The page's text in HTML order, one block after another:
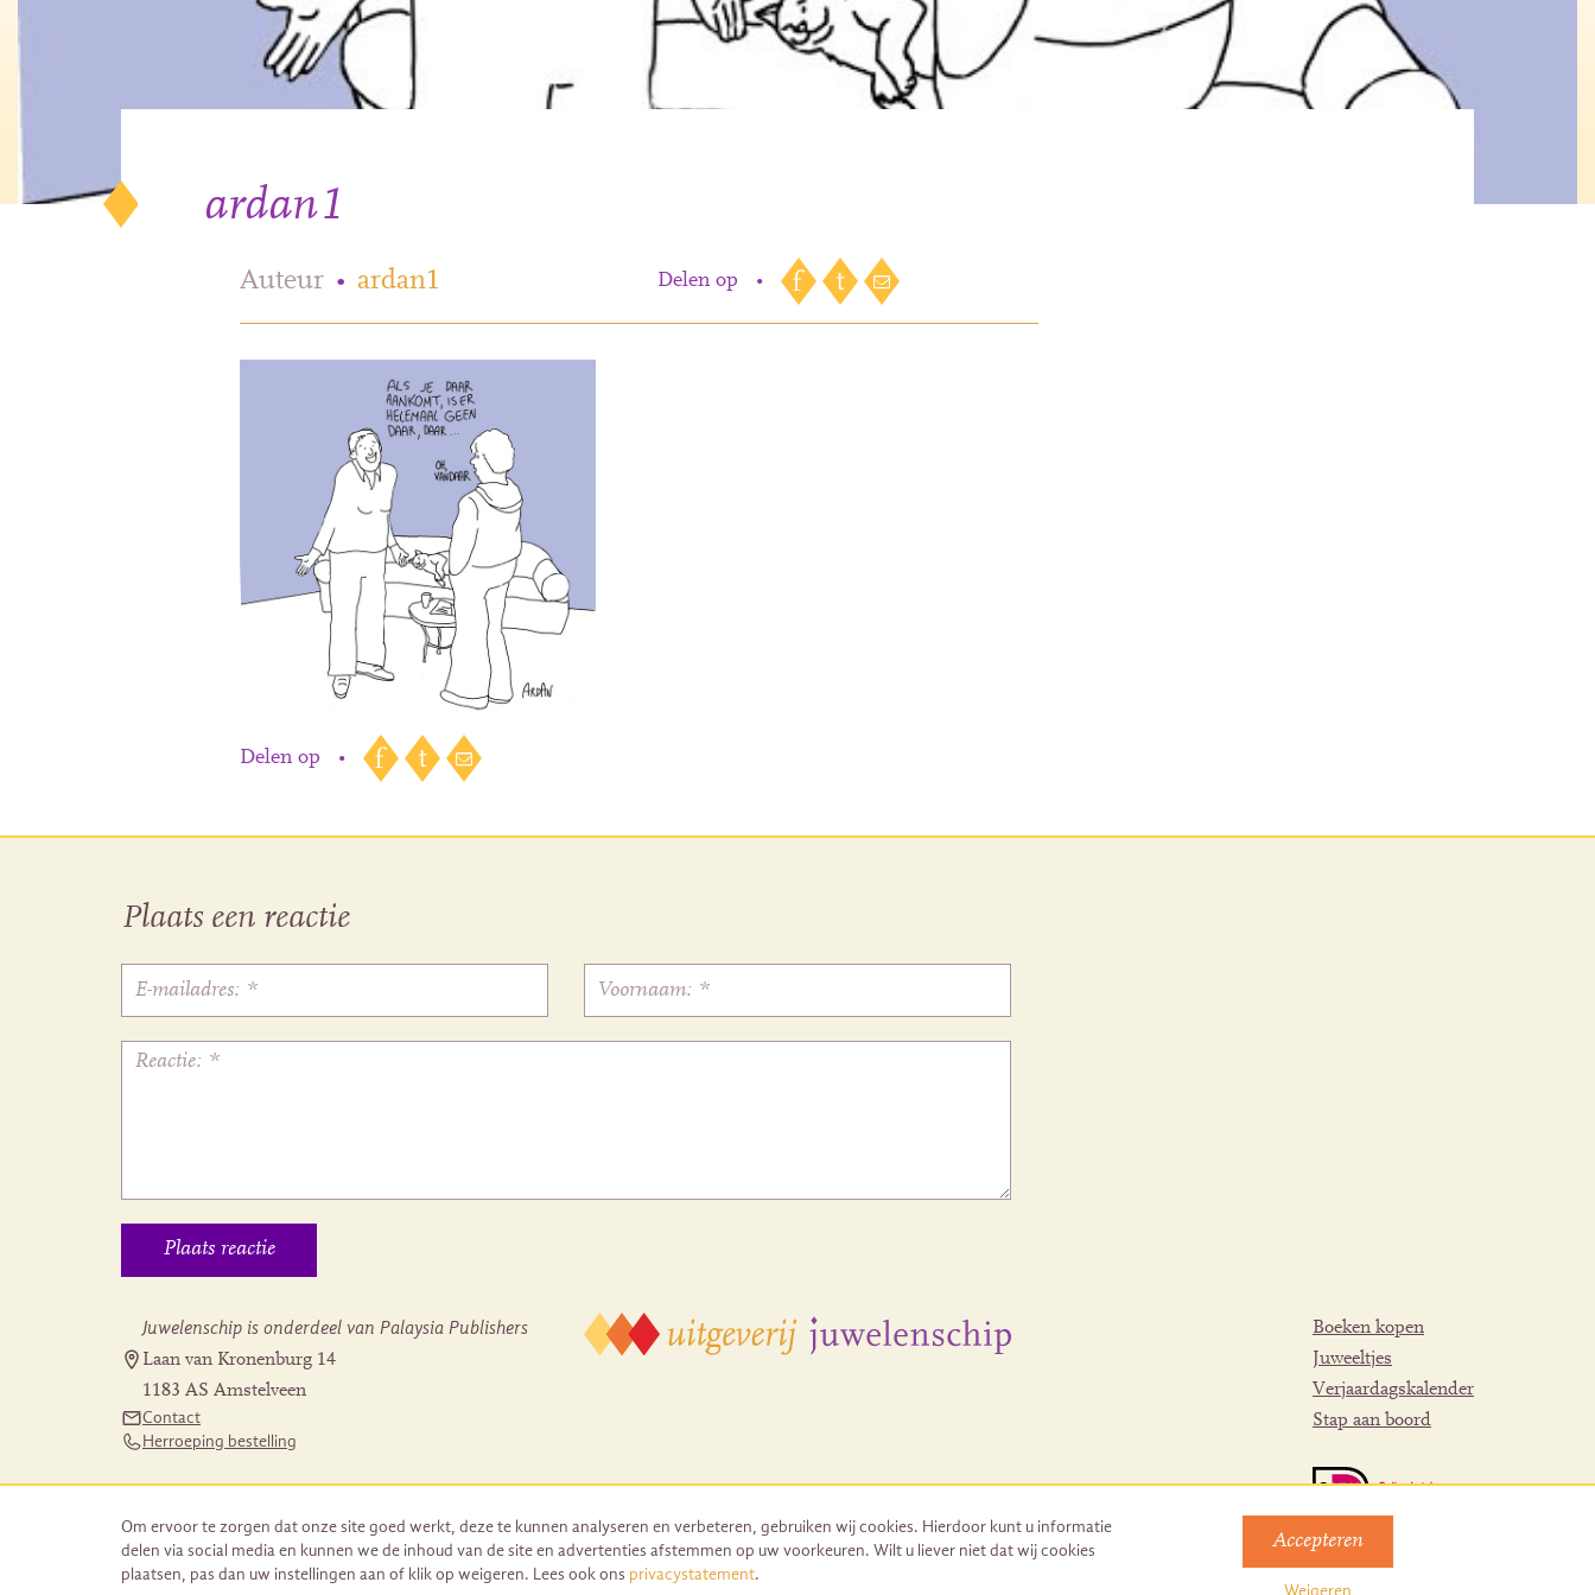
ardan1
Auteur • ardan1 Delen op •
Delen op •
Plaats een reactie
Juwelenschip is onderdeel van Palaysia Publishers
Laan van Kronenburg 14
1183 AS Amstelveen
Contact
Herroeping bestelling
Boeken kopen
Juweeltjes
Verjaardagskalender
Stap aan boord
© 2026 Uitgeverij Juwelenschip. Duurzaam ontwikkeld door Go2People
Om ervoor te zorgen dat onze site goed werkt, deze te kunnen analyseren en verbeteren, gebruiken wij cookies. Hierdoor kunt u informatie
delen via social media en kunnen we de inhoud van de site en advertenties afstemmen op uw voorkeuren. Wilt u liever niet dat wij cookies
plaatsen, pas dan uw instellingen aan of klik op weigeren. Lees ook ons privacystatement.
Accepteren
Weigeren